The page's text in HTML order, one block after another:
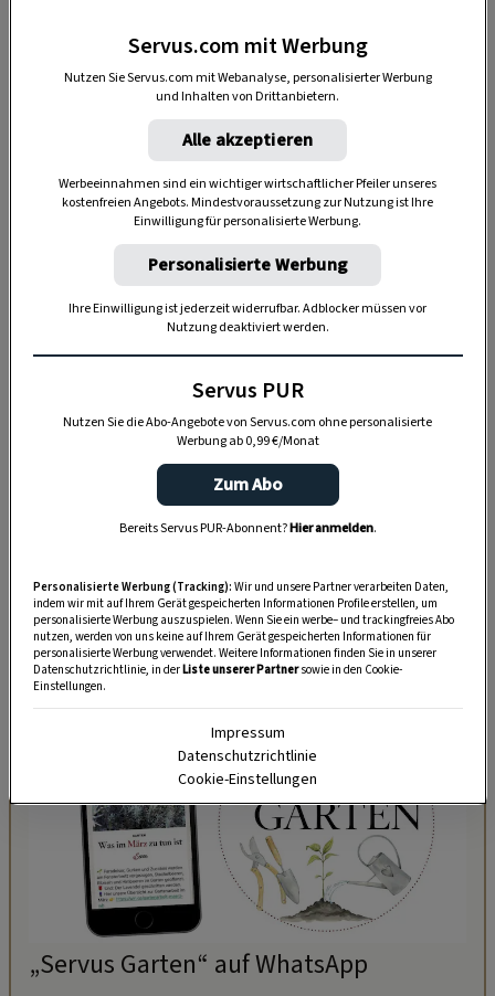
Anzeige
2. Woran erkennt man das Echte
Johanniskraut?
Weltweit gibt es rund400 Hypericum-Arten. In
heimischen Wiesen und an Wegrändern wachsen
oft mehrere Arten nebeneinander – doch nicht
alle sind medizinisch gleich wertvoll. Das Echte
genannt, lässt sich mit zwei einfachen Tests
sicher bestimmen:
„Servus Garten“ auf WhatsApp
Servus.com mit Werbung
Nutzen Sie Servus.com mit Webanalyse, personalisierter Werbung
und Inhalten von Drittanbietern.
Alle akzeptieren
Werbeeinnahmen sind ein wichtiger wirtschaftlicher Pfeiler unseres
kostenfreien Angebots. Mindestvoraussetzung zur Nutzung ist Ihre
Einwilligung für personalisierte Werbung.
Personalisierte Werbung
Ihre Einwilligung ist jederzeit widerrufbar. Adblocker müssen vor
Nutzung deaktiviert werden.
Servus PUR
Nutzen Sie die Abo-Angebote von Servus.com ohne personalisierte
Werbung ab 0,99 €/Monat
Zum Abo
Bereits Servus PUR-Abonnent?Hier anmelden.
Personalisierte Werbung (Tracking): Wir und unsere Partner verarbeiten Daten,
indem wir mit auf Ihrem Gerät gespeicherten Informationen Profile erstellen, um
personalisierte Werbung auszuspielen. Wenn Sie ein werbe– und trackingfreies Abo
nutzen, werden von uns keine auf Ihrem Gerät gespeicherten Informationen für
personalisierte Werbung verwendet. Weitere Informationen finden Sie in unserer
Datenschutzrichtlinie, in derListe unserer Partnersowie in den Cookie-
Einstellungen.
Impressum
Datenschutzrichtlinie
Cookie-Einstellungen